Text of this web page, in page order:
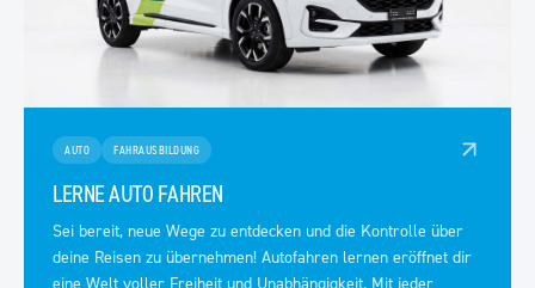
AUTO FAHRAUSBILDUNG
LERNE AUTO FAHREN
Sei bereit, neue Wege zu entdecken und die Kontrolle über
deine Reisen zu übernehmen! Autofahren lernen eröffnet dir
eine Welt voller Freiheit und Unabhängigkeit. Mit jeder